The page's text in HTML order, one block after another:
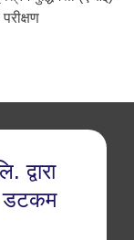
द्वारा
डटकम